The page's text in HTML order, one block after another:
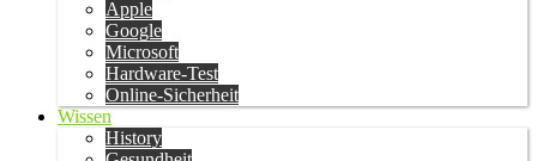
Apple
Google
Microsoft
Hardware-Test
Online-Sicherheit
Wissen
History